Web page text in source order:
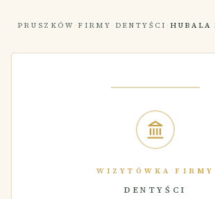
PRUSZKÓW · FIRMY · DENTYŚCI · HUBALA
WIZYTÓWKA FIRMY
DENTYŚCI